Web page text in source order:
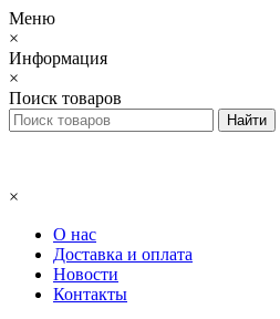
Меню
×
Информация
×
Поиск товаров
×
О нас
Доставка и оплата
Новости
Контакты